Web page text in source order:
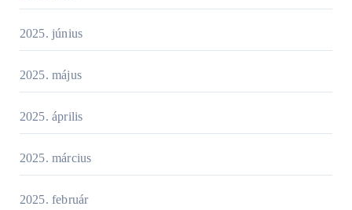
2025. június
2025. május
2025. április
2025. március
2025. február